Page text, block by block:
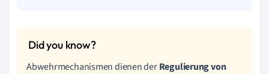
Abwehrmechanismen dienen derRegulierung von